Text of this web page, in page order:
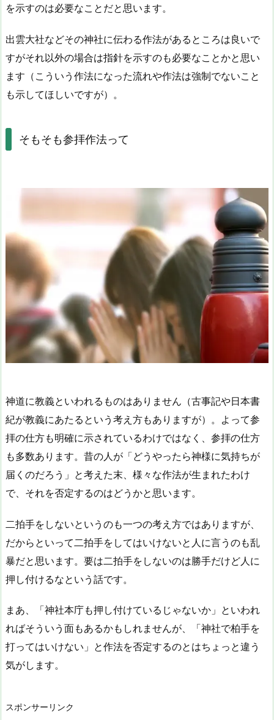
を示すのは必要なことだと思います。
出雲大社などその神社に伝わる作法があるところは良いで
すがそれ以外の場合は指針を示すのも必要なことかと思い
ます（こういう作法になった流れや作法は強制でないこと
も示してほしいですが）。
そもそも参拝作法って
神道に教義といわれるものはありません（古事記や日本書
紀が教義にあたるという考え方もありますが）。よって参
拝の仕方も明確に示されているわけではなく、参拝の仕方
も多数あります。昔の人が「どうやったら神様に気持ちが
届くのだろう」と考えた末、様々な作法が生まれたわけ
で、それを否定するのはどうかと思います。
二拍手をしないというのも一つの考え方ではありますが、
だからといって二拍手をしてはいけないと人に言うのも乱
暴だと思います。要は二拍手をしないのは勝手だけど人に
押し付けるなという話です。
まあ、「神社本庁も押し付けているじゃないか」といわれ
ればそういう面もあるかもしれませんが、「神社で柏手を
打ってはいけない」と作法を否定するのとはちょっと違う
気がします。
スポンサーリンク